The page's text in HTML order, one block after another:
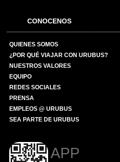
CONOCENOS
QUIENES SOMOS
¿POR QUÉ VIAJAR CON URUBUS?
NUESTROS VALORES
EQUIPO
REDES SOCIALES
PRENSA
EMPLEOS @ URUBUS
SEA PARTE DE URUBUS
APP